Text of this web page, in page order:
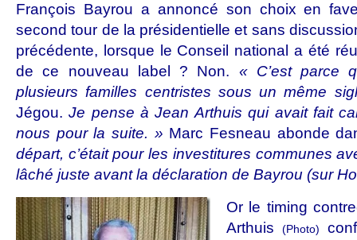
François Bayrou a annoncé son choix en
second tour de la présidentielle et sans
précédente, lorsque le Conseil national a été
de ce nouveau label ? Non. « C’est parce
plusieurs familles centristes sous un même
Jégou. Je pense à Jean Arthuis qui avait fait
nous pour la suite. » Marc Fesneau abonde
départ, c’était pour les investitures communes
lâché juste avant la déclaration de Bayrou (sur
Or le timing
Arthuis
(Photo)